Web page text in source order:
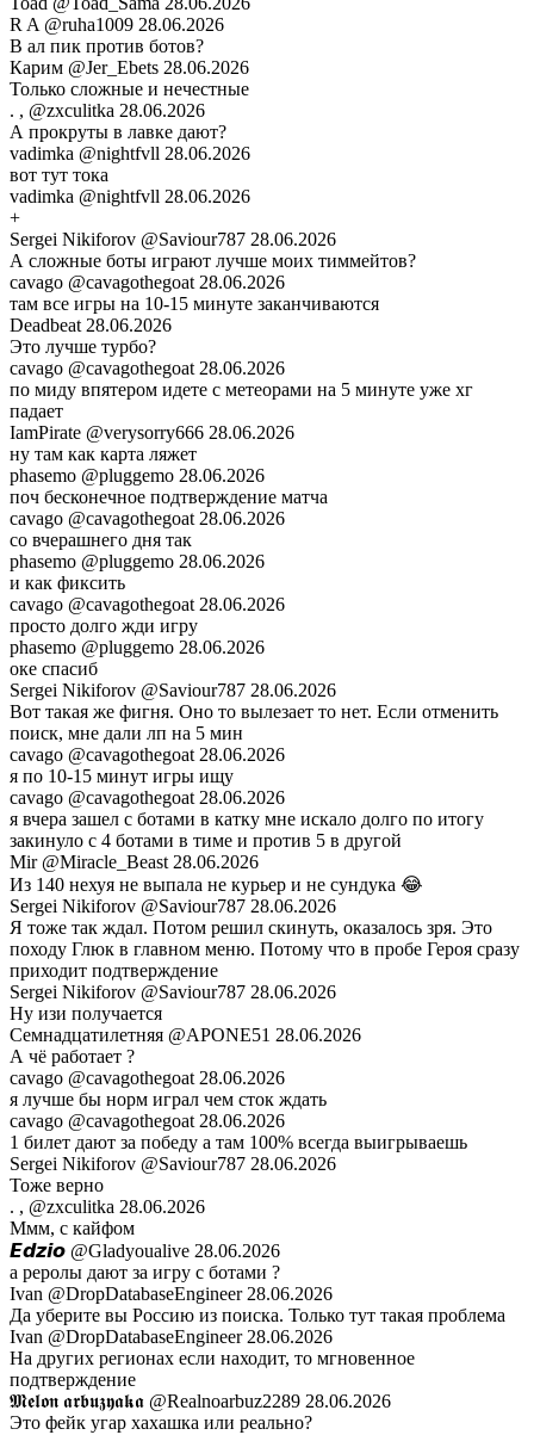
R A @ruha1009 28.06.2026
В ал пик против ботов?
Карим @Jer_Ebets 28.06.2026
Только сложные и нечестные
. , @zxculitka 28.06.2026
А прокруты в лавке дают?
vadimka @nightfvll 28.06.2026
вот тут тока
vadimka @nightfvll 28.06.2026
+
Sergei Nikiforov @Saviour787 28.06.2026
А сложные боты играют лучше моих тиммейтов?
cavago @cavagothegoat 28.06.2026
там все игры на 10-15 минуте заканчиваются
Deadbeat 28.06.2026
Это лучше турбо?
cavago @cavagothegoat 28.06.2026
по миду впятером идете с метеорами на 5 минуте уже хг
падает
IamPirate @verysorry666 28.06.2026
ну там как карта ляжет
phasemo @pluggemo 28.06.2026
поч бесконечное подтверждение матча
cavago @cavagothegoat 28.06.2026
со вчерашнего дня так
phasemo @pluggemo 28.06.2026
и как фиксить
cavago @cavagothegoat 28.06.2026
просто долго жди игру
phasemo @pluggemo 28.06.2026
оке спасиб
Sergei Nikiforov @Saviour787 28.06.2026
Вот такая же фигня. Оно то вылезает то нет. Если отменить
поиск, мне дали лп на 5 мин
cavago @cavagothegoat 28.06.2026
я по 10-15 минут игры ищу
cavago @cavagothegoat 28.06.2026
я вчера зашел с ботами в катку мне искало долго по итогу
закинуло с 4 ботами в тиме и против 5 в другой
Mir @Miracle_Beast 28.06.2026
Из 140 нехуя не выпала не курьер и не сундука 😂
Sergei Nikiforov @Saviour787 28.06.2026
Я тоже так ждал. Потом решил скинуть, оказалось зря. Это
походу Глюк в главном меню. Потому что в пробе Героя сразу
приходит подтверждение
Sergei Nikiforov @Saviour787 28.06.2026
Ну изи получается
Семнадцатилетняя @APONE51 28.06.2026
А чё работает ?
cavago @cavagothegoat 28.06.2026
я лучше бы норм играл чем сток ждать
cavago @cavagothegoat 28.06.2026
1 билет дают за победу а там 100% всегда выигрываешь
Sergei Nikiforov @Saviour787 28.06.2026
Тоже верно
. , @zxculitka 28.06.2026
Ммм, с кайфом
𝙀𝙙𝙯𝙞𝙤 @Gladyoualive 28.06.2026
а реролы дают за игру с ботами ?
Ivan @DropDatabaseEngineer 28.06.2026
Да уберите вы Россию из поиска. Только тут такая проблема
Ivan @DropDatabaseEngineer 28.06.2026
На других регионах если находит, то мгновенное
подтверждение
𝕸𝖊𝖑𝖔𝖓 𝖆𝖗𝖇𝖚𝖟𝖞𝖆𝖐𝖆 @Realnoarbuz2289 28.06.2026
Это фейк угар хахашка или реально?